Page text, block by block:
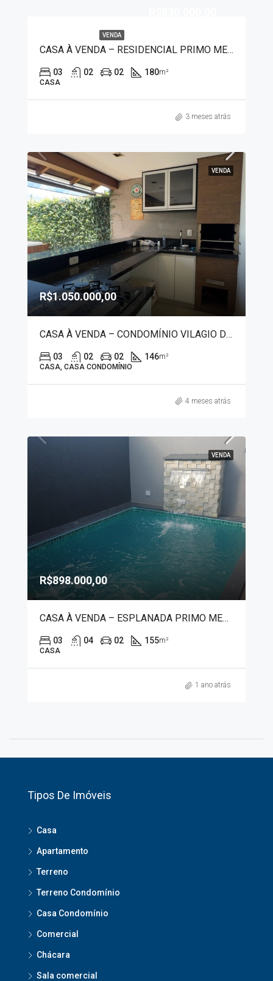
VENDA
CASA À VENDA – RESIDENCIAL PRIMO MENEGHETTI
03 02 02 180m²
CASA
3 meses atrás
VENDA
R$1.050.000,00
CASA À VENDA – CONDOMÍNIO VILAGIO DA COLINA 7508
03 02 02 146m²
CASA, CASA CONDOMÍNIO
4 meses atrás
VENDA
R$898.000,00
CASA À VENDA – ESPLANADA PRIMO MENEGHETTI II 80009
03 04 02 155m²
CASA
1 ano atrás
Tipos De Imóveis
Casa
Apartamento
Terreno
Terreno Condomínio
Casa Condomínio
Comercial
Chácara
Sala comercial